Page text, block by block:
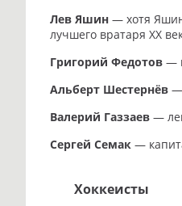
Лев Яшин — хотя
лучшего вратаря XX
Григорий Федотов —
Альберт Шестернёв —
Валерий Газзаев —
Сергей Семак —
Хоккеисты